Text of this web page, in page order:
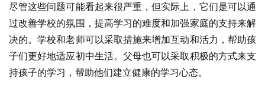
尽管这些问题可能看起来很严重，但实际上，它们是可以通
过改善学校的氛围，提高学习的难度和加强家庭的支持来解
决的。学校和老师可以采取措施来增加互动和活力，帮助孩
子们更好地适应初中生活。父母也可以采取积极的方式来支
持孩子的学习，帮助他们建立健康的学习心态。